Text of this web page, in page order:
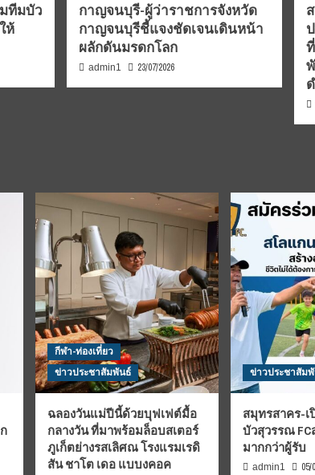
ทีมบัว
ห้
กาญจนบุรี-ผู้ว่าราชการจังหวัด
กาญจนบุรีชี้แจงชัดเจนเดินหน้า
ผลักดันมรดกโลก
admin1 23/07/2026
กีฬา-ท่องเที่ยว
ข่าวประชาสัมพันธ์
ฉลองวันแม่ปีนี้ด้วยบุฟเฟต์มื้อ
กลางวัน ที่มาพร้อมล็อบสเตอร์
ภูเก็ตย่างรสเลิศณ โรงแรมเรดิ
สัน ชาโต เดอ แบบงคอค
ข่าวประชาสัม
สมุทรสาคร-
บัวสุวรรณ
มากกว่าผู้รับ
admin1 05/